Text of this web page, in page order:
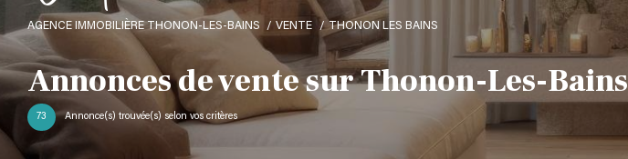
AGENCE IMMOBILIÈRE THONON-LES-BAINS VENTE THONON LES BAINS
Annonces de vente sur Thonon-Les-Bains
73 Annonce(s) trouvée(s) selon vos critères